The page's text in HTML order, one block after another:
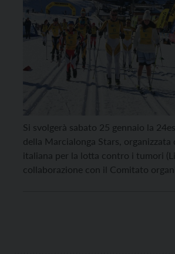
Si svolgerà sabato 25 gennaio la
della Marcialonga Stars, organizzata
italiana per la lotta contro i tumori
collaborazione con il Comitato